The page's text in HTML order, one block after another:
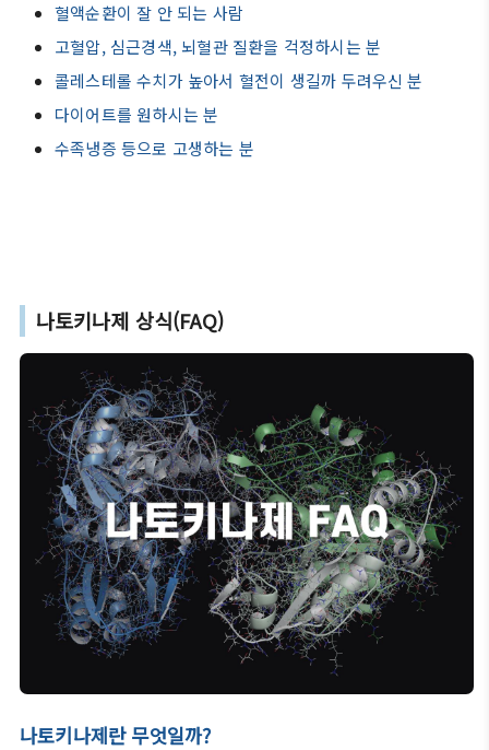
혈액순환이 잘 안 되는 사람
고혈압, 심근경색, 뇌혈관 질환을 걱정하시는 분
콜레스테롤 수치가 높아서 혈전이 생길까 두려우신 분
다이어트를 원하시는 분
수족냉증 등으로 고생하는 분
나토키나제 상식(FAQ)
나토키나제란 무엇일까?